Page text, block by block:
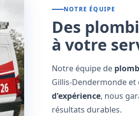
NOTRE ÉQUIPE
Des
à votre
Notre équipe de
Gillis-Dendermonde et
d'expérience, nous
résultats durables.